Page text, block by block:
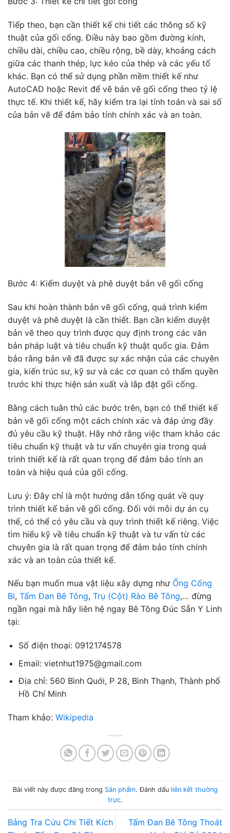
Tiếp theo, bạn cần thiết kế chi tiết các thông số kỹ
thuật của gối cống. Điều này bao gồm đường kính,
chiều dài, chiều cao, chiều rộng, bề dày, khoảng cách
giữa các thanh thép, lực kéo của thép và các yếu tố
khác. Bạn có thể sử dụng phần mềm thiết kế như
AutoCAD hoặc Revit để vẽ bản vẽ gối cống theo tỷ lệ
thực tế. Khi thiết kế, hãy kiểm tra lại tính toán và sai số
của bản vẽ để đảm bảo tính chính xác và an toàn.
Bước 4: Kiểm duyệt và phê duyệt bản vẽ gối cống
Sau khi hoàn thành bản vẽ gối cống, quá trình kiểm
duyệt và phê duyệt là cần thiết. Bạn cần kiểm duyệt
bản vẽ theo quy trình được quy định trong các văn
bản pháp luật và tiêu chuẩn kỹ thuật quốc gia. Đảm
bảo rằng bản vẽ đã được sự xác nhận của các chuyên
gia, kiến trúc sư, kỹ sư và các cơ quan có thẩm quyền
trước khi thực hiện sản xuất và lắp đặt gối cống.
Bằng cách tuân thủ các bước trên, bạn có thể thiết kế
bản vẽ gối cống một cách chính xác và đáp ứng đầy
đủ yêu cầu kỹ thuật. Hãy nhớ rằng việc tham khảo các
tiêu chuẩn kỹ thuật và tư vấn chuyên gia trong quá
trình thiết kế là rất quan trọng để đảm bảo tính an
toàn và hiệu quả của gối cống.
Lưu ý: Đây chỉ là một hướng dẫn tổng quát về quy
trình thiết kế bản vẽ gối cống. Đối với mỗi dự án cụ
thể, có thể có yêu cầu và quy trình thiết kế riêng. Việc
tìm hiểu kỹ về tiêu chuẩn kỹ thuật và tư vấn từ các
chuyên gia là rất quan trọng để đảm bảo tính chính
xác và an toàn của thiết kế.
Nếu bạn muốn mua vật liệu xây dựng như Ống Cống
Bi, Tấm Đan Bê Tông, Trụ (Cột) Rào Bê Tông,… đừng
ngần ngại mà hãy liên hệ ngay Bê Tông Đúc Sẵn Y Linh
tại:
Số điện thoại: 0912174578
Email: vietnhut1975@gmail.com
Địa chỉ: 560 Bình Quới, P 28, Bình Thạnh, Thành phố
Hồ Chí Minh
Tham khảo: Wikipedia
Bài viết này được đăng trong Sản phẩm. Đánh dấu liên kết thường
trực.
Bảng Tra Cứu Chi Tiết Kích
Tấm Đan Bê Tông Thoát